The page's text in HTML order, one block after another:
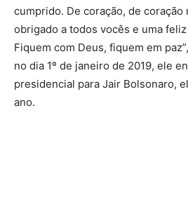
cumprido. De coração, de coração
obrigado a todos vocês e uma
Fiquem com Deus, fiquem em
no dia 1º de janeiro de 2019, ele
presidencial para Jair Bolsonaro,
ano.